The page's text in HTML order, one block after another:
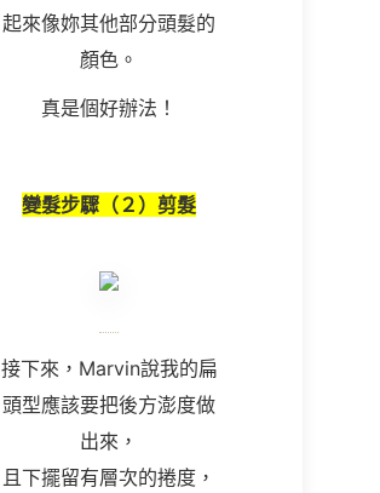
起來像妳其他部分頭髮的
顏色。
真是個好辦法！
變髮步驟（２）剪髮
接下來，Marvin說我的扁
頭型應該要把後方澎度做
出來，
且下擺留有層次的捲度，